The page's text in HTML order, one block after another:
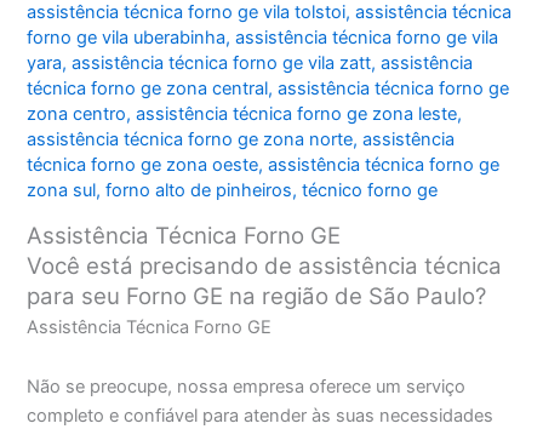
assistência técnica forno ge vila tolstoi,assistência técnica
forno ge vila uberabinha,assistência técnica forno ge vila
yara,assistência técnica forno ge vila zatt,assistência
técnica forno ge zona central,assistência técnica forno ge
zona centro,assistência técnica forno ge zona leste,
assistência técnica forno ge zona norte,assistência
técnica forno ge zona oeste,assistência técnica forno ge
zona sul,forno alto de pinheiros,técnico forno ge
Assistência Técnica Forno GE
Você está precisando de assistência técnica
para seu Forno GE na região de São Paulo?
Assistência Técnica Forno GE
Não se preocupe, nossa empresa oferece um serviço
completo e confiável para atender às suas necessidades